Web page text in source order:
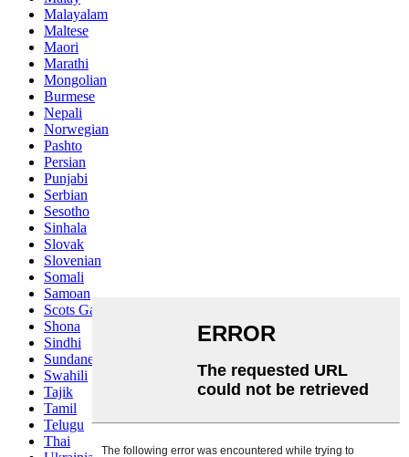
Malayalam
Maltese
Maori
Marathi
Mongolian
Burmese
Nepali
Norwegian
Pashto
Persian
Punjabi
Serbian
Sesotho
Sinhala
Slovak
Slovenian
Somali
Samoan
Scots Gaelic
Shona
Sindhi
Sundanese
Swahili
Tajik
Tamil
Telugu
Thai